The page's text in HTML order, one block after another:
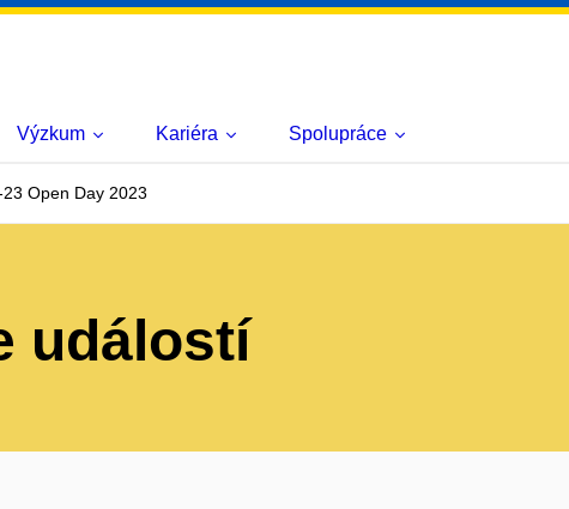
Výzkum Kariéra Spolupráce
Open Day 2023
událostí